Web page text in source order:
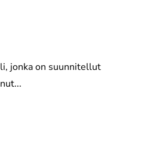
jonka on suunnitellut